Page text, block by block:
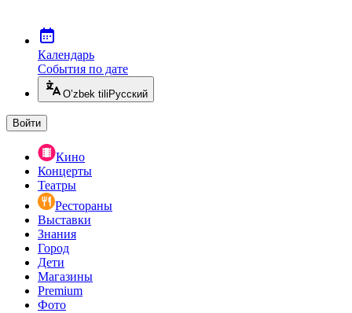
Календарь
События по дате
O’zbek tili Русский
Войти
Кино
Концерты
Театры
Рестораны
Выставки
Знания
Город
Дети
Магазины
Premium
Фото